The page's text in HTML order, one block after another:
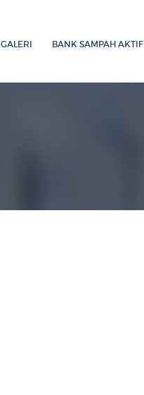
GALERI BANK SAMPAH AKTIF